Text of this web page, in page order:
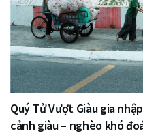
Quý Tử Vượt Giàu gia
cảnh giàu – nghèo khó